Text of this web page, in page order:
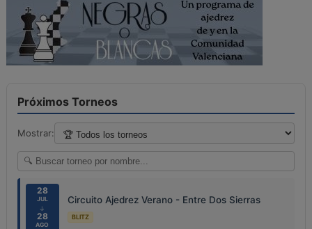
Próximos Torneos
Mostrar:
28
JUL
↓
28
AGO
Circuito Ajedrez Verano - Entre Dos Sierras
BLITZ